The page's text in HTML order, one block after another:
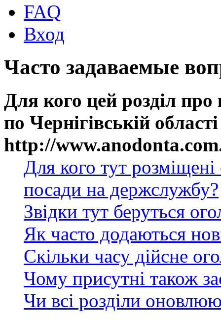
FAQ
Вход
Часто задаваемые
Для кого цей розділ
по Чернігівській
http://
Для кого тут
посади на держслужбу?
Звідки тут беруться
Як часто додаються
Скільки часу дійсне
Чому присутні також
Чи всі розділи